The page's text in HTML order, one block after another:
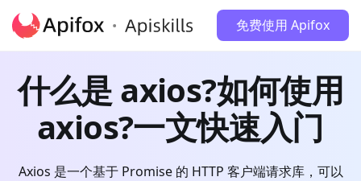
免费使用 Apifox
什么是 axios?如何使用
axios?一文快速入门
Axios 是一个基于 Promise 的 HTTP 客户端请求库，可以